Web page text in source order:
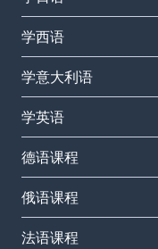
学西语
学意大利语
学英语
德语课程
俄语课程
法语课程